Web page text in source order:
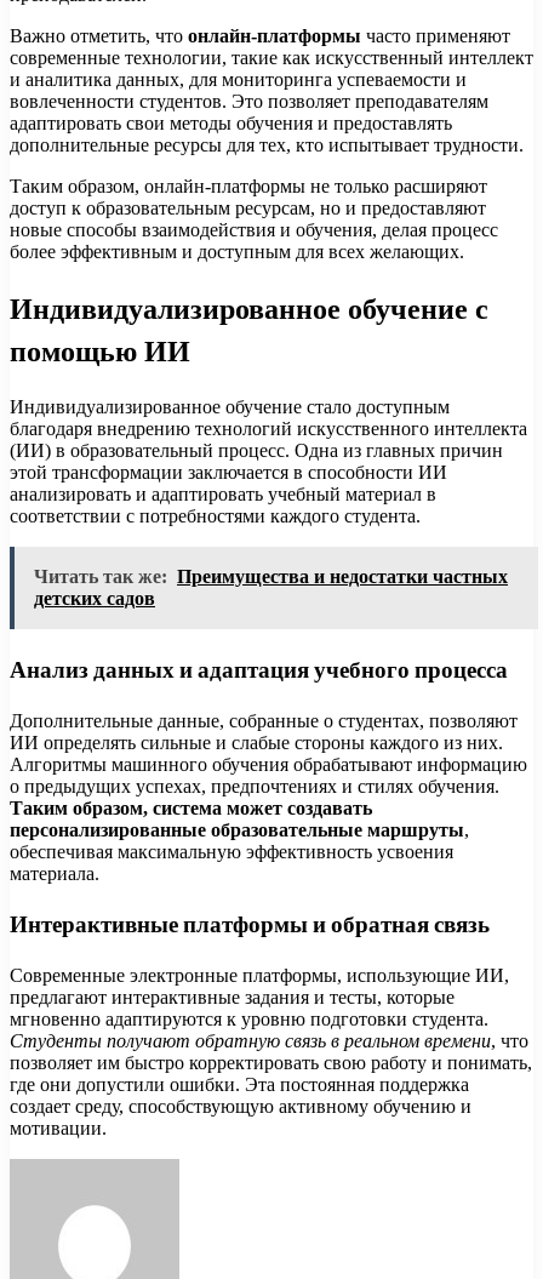
Важно отметить, что онлайн-платформы часто применяют
современные технологии, такие как искусственный интеллект
и аналитика данных, для мониторинга успеваемости и
вовлеченности студентов. Это позволяет преподавателям
адаптировать свои методы обучения и предоставлять
дополнительные ресурсы для тех, кто испытывает трудности.
Таким образом, онлайн-платформы не только расширяют
доступ к образовательным ресурсам, но и предоставляют
новые способы взаимодействия и обучения, делая процесс
более эффективным и доступным для всех желающих.
Индивидуализированное обучение с
помощью ИИ
Индивидуализированное обучение стало доступным
благодаря внедрению технологий искусственного интеллекта
(ИИ) в образовательный процесс. Одна из главных причин
этой трансформации заключается в способности ИИ
анализировать и адаптировать учебный материал в
соответствии с потребностями каждого студента.
Читать так же: Преимущества и недостатки частных
детских садов
Анализ данных и адаптация учебного процесса
Дополнительные данные, собранные о студентах, позволяют
ИИ определять сильные и слабые стороны каждого из них.
Алгоритмы машинного обучения обрабатывают информацию
о предыдущих успехах, предпочтениях и стилях обучения.
Таким образом, система может создавать
персонализированные образовательные маршруты,
обеспечивая максимальную эффективность усвоения
материала.
Интерактивные платформы и обратная связь
Современные электронные платформы, использующие ИИ,
предлагают интерактивные задания и тесты, которые
мгновенно адаптируются к уровню подготовки студента.
Студенты получают обратную связь в реальном времени, что
позволяет им быстро корректировать свою работу и понимать,
где они допустили ошибки. Эта постоянная поддержка
создает среду, способствующую активному обучению и
мотивации.